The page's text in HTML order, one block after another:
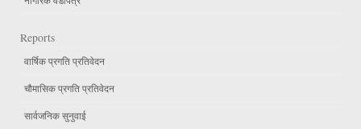
Reports
वार्षिक प्रगति प्रतिवेदन
चौमासिक प्रगति प्रतिवेदन
सार्वजनिक सुनुवाई